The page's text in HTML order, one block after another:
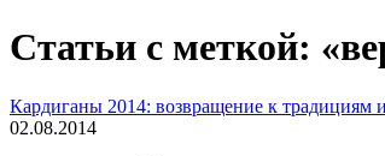
Статьи с меткой:
Кардиганы 2014: возвращение к традициям
02.08.2014